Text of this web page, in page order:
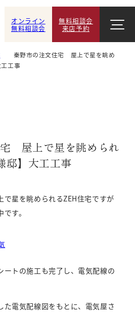
オンライン
無料相談会
無料相談会
来店予約
秦野市の注文住宅 屋上で星を眺め
工事
屋上で星を眺められ
邸】大工工事
で星を眺められるZEH住宅ですが
す。
ートの施工も完了し、電気配線の
た電気配線図をもとに、電気屋さ